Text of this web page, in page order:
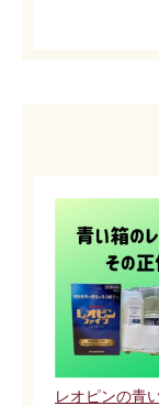
レオピンの青